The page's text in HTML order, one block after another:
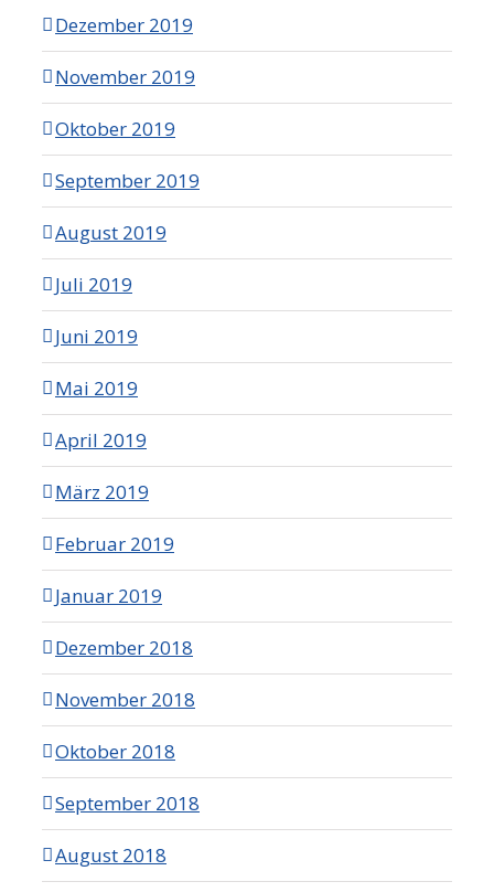
Dezember 2019
November 2019
Oktober 2019
September 2019
August 2019
Juli 2019
Juni 2019
Mai 2019
April 2019
März 2019
Februar 2019
Januar 2019
Dezember 2018
November 2018
Oktober 2018
September 2018
August 2018